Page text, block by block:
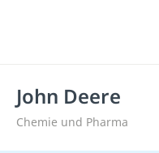
John Deere
Chemie und Pharma